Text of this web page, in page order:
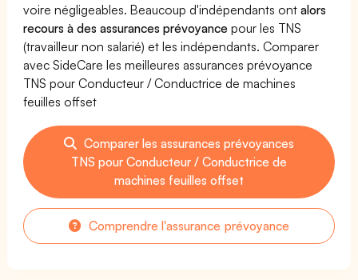
voire négligeables. Beaucoup d'indépendants ontalors
recours à des assurances prévoyance pour les TNS
(travailleur non salarié) et les indépendants. Comparer
avec SideCare les meilleures assurances prévoyance
TNS pour Conducteur / Conductrice de machines
feuilles offset
Comparer les assurances prévoyances
TNS pour Conducteur / Conductrice de
machines feuilles offset
Comprendre l'assurance prévoyance